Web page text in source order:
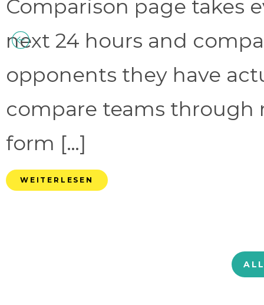
Comparison page takes
next 24 hours and
opponents they have
compare teams through
form […]
WEITERLESEN